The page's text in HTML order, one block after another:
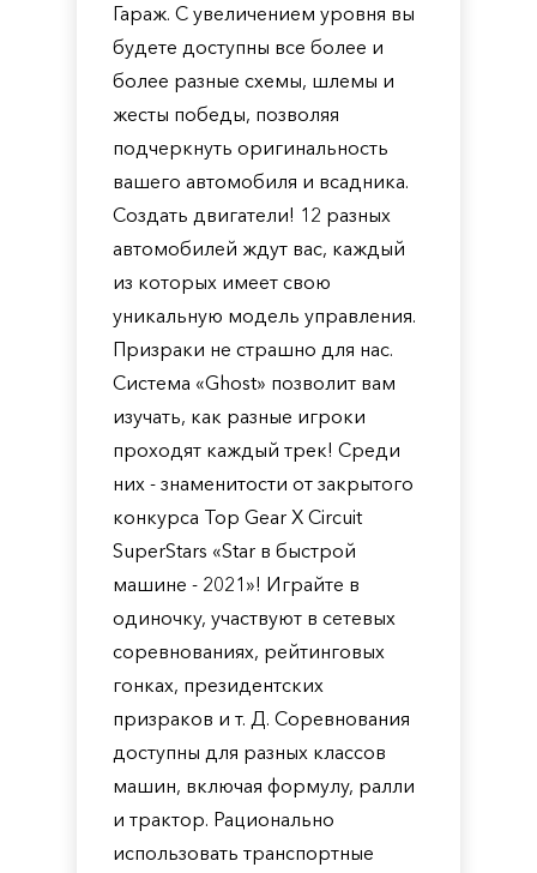
Гараж. С увеличением уровня вы
будете доступны все более и
более разные схемы, шлемы и
жесты победы, позволяя
подчеркнуть оригинальность
вашего автомобиля и всадника.
Создать двигатели! 12 разных
автомобилей ждут вас, каждый
из которых имеет свою
уникальную модель управления.
Призраки не страшно для нас.
Система «Ghost» позволит вам
изучать, как разные игроки
проходят каждый трек! Среди
них - знаменитости от закрытого
конкурса Top Gear X Circuit
SuperStars «Star в быстрой
машине - 2021»! Играйте в
одиночку, участвуют в сетевых
соревнованиях, рейтинговых
гонках, президентских
призраков и т. Д. Соревнования
доступны для разных классов
машин, включая формулу, ралли
и трактор. Рационально
использовать транспортные